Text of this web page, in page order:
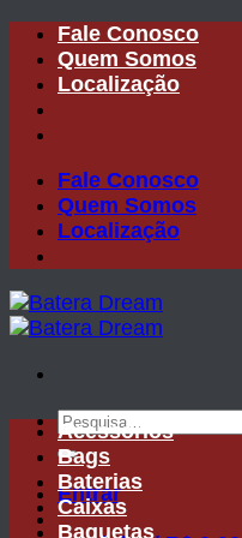
Skip
content
Fale Conosco
Quem Somos
Localização
Fale Conosco
Quem Somos
Localização
Pesquisar
por:
Entrar
Acessórios
Bags
Baterias
Caixas
Baquetas